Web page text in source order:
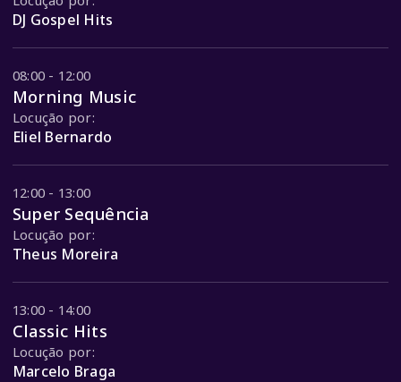
DJ Gospel Hits
08:00 - 12:00
Morning Music
Locução por:
Eliel Bernardo
12:00 - 13:00
Super Sequência
Locução por:
Theus Moreira
13:00 - 14:00
Classic Hits
Locução por:
Marcelo Braga